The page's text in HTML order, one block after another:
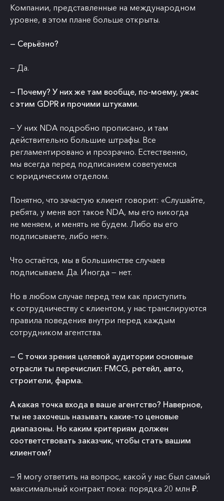
Компании, представленные на международном
уровне, в этом плане больше открыты.
— Серьёзно?
— Да.
— Почему? У них же там вообще, по-моему, ужас
с этим GDPR и прочими штуками.
— У них NDA подробно прописано, и там
действительно большие штрафы. Все
регламентировано и прозрачно. Естественно,
мы всегда перед подписанием советуемся
с юридическим отделом.
Понятно, что зачастую клиент говорит: «Слушайте,
ребята, у меня вот такое NDA, мы его никогда
не меняем, и менять не будем. Либо вы его
подписываете, либо нет».
Что остаётся, мы в большинстве случаев
подписываем. Да. Иногда — нет.
Но в любом случае перед тем как приступить
к сотрудничеству с клиентом, у нас транслируются
правила поведения внутри перед каждым
сотрудником агентства.
— С точки зрения целевой аудитории основные
отрасли ты перечислил: FMCG, ретейл, авто,
строители, фарма.
А какая точка входа в ваше агентство? Наверное,
ты не захочешь называть какие-то ценовые
диапазоны. Но каким критериям должен
соответствовать заказчик, чтобы стать вашим
клиентом?
— Я могу ответить на вопрос, какой у нас был самый
максимальный контракт пока: порядка 20 млн ₽.